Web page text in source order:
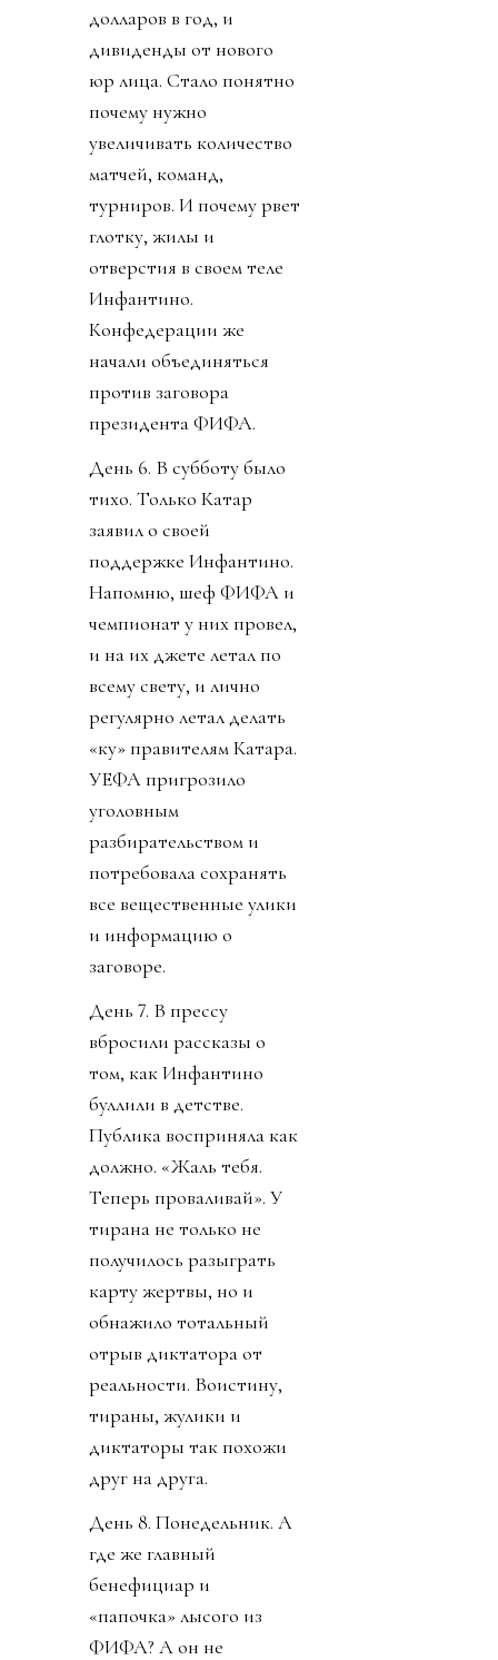
долларов в год, и
дивиденды от нового
юр лица. Стало понятно
почему нужно
увеличивать количество
матчей, команд,
турниров. И почему рвет
глотку, жилы и
отверстия в своем теле
Инфантино.
Конфедерации же
начали объединяться
против заговора
президента ФИФА.
День 6. В субботу было
тихо. Только Катар
заявил о своей
поддержке Инфантино.
Напомню, шеф ФИФА и
чемпионат у них провел,
и на их джете летал по
всему свету, и лично
регулярно летал делать
«ку» правителям Катара.
УЕФА пригрозило
уголовным
разбирательством и
потребовала сохранять
все вещественные улики
и информацию о
заговоре.
День 7. В прессу
вбросили рассказы о
том, как Инфантино
буллили в детстве.
Публика восприняла как
должно. «Жаль тебя.
Теперь проваливай». У
тирана не только не
получилось разыграть
карту жертвы, но и
обнажило тотальный
отрыв диктатора от
реальности. Воистину,
тираны, жулики и
диктаторы так похожи
друг на друга.
День 8. Понедельник. А
где же главный
бенефициар и
«папочка» лысого из
ФИФА? А он не